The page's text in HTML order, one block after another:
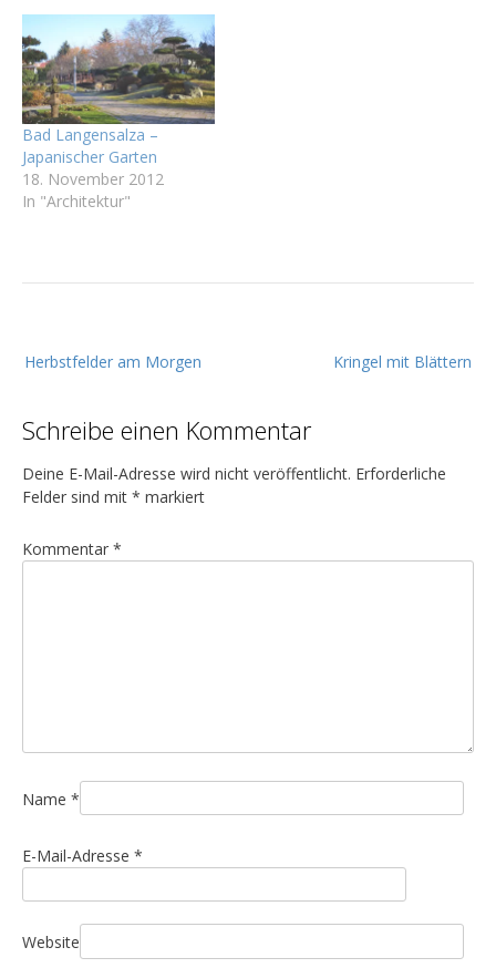
Bad Langensalza –
Japanischer Garten
18. November 2012
In "Architektur"
e
t
r
a
s
a
i
o
n
Kringel mit Blättern
Herbstfelder am Morgen
Schreibe einen Kommentar
Deine E-Mail-Adresse wird nicht veröffentlicht. Erforderliche
Felder sind mit * markiert
Kommentar *
Name *
E-Mail-Adresse *
Website